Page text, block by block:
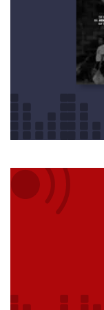
Audio
Player